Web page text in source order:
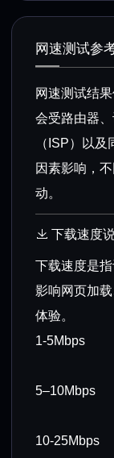
网速测试参
网速测试结
会受路由器
（ISP）以
因素影响，
动。
下载速度
下载速度是
影响网页加
体验。
1-5Mbps
5–10Mbps
10-25Mbps